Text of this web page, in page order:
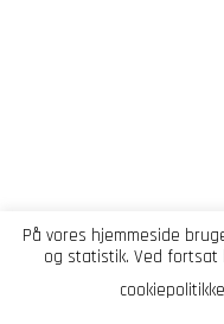
På vores hjemmeside
og statistik. Ved fortsat